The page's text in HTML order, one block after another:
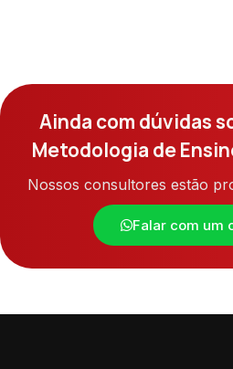
Ainda com dúvidas
Metodologia de
Nossos consultores estão
Falar com um